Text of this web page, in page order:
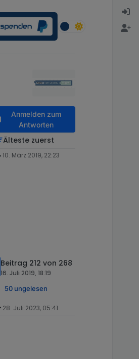
Anmelden zum
Antworten
Älteste zuerst
10. März 2019, 22:23
Beitrag 212 von 268
16. Juli 2019, 18:19
50 ungelesen
28. Juli 2023, 05:41